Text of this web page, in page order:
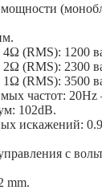
(RMS): 1200
(RMS): 2300
(RMS): 3500
частот:
102dB.
искажений:
с
mm.